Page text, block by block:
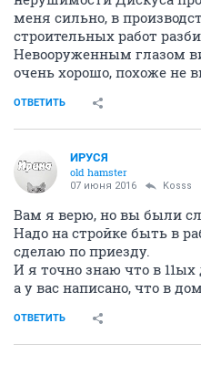
меня сильно, в
строительных работ
Невооруженным глазом
очень хорошо, похоже не
ОТВЕТИТЬ
ИРУСЯ
old hamster
07 июня 2016 Kosss
Вам я верю, но вы были
Надо на стройке быть в
сделаю по приезду.
И я точно знаю что в
а у вас написано, что в
ОТВЕТИТЬ